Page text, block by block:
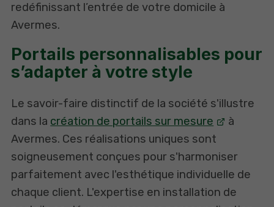
redéfinissant l’entrée de votre domicile à
Avermes.
Portails personnalisables pour
s’adapter à votre style
Le savoir-faire distinctif de la société s'illustre
dans la création de portails sur mesure
à
Avermes. Ces réalisations uniques sont
soigneusement conçues pour s'harmoniser
parfaitement avec l'esthétique individuelle de
chaque client. L'expertise en installation de